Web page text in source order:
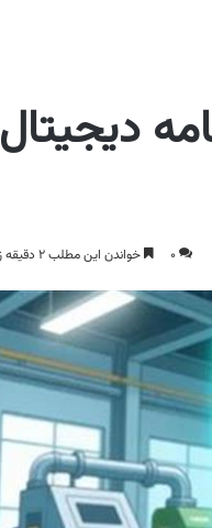
دیجیتال
0 خواندن این مطلب 2 دقیقه زمان میبرد